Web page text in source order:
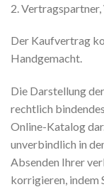
2.
Der Kaufvertrag
Handgemacht.
Die Darstellung
rechtlich
Online-Katalog
unverbindlich in
Absenden Ihrer
korrigieren, indem